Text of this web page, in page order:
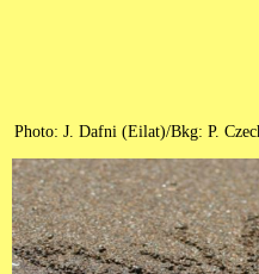
Photo: J. Dafni (Eilat)/Bkg: P.